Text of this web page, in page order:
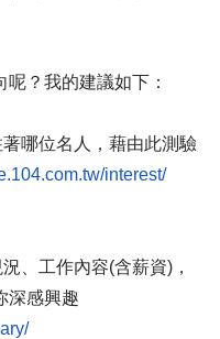
？我的建議如下：
哪位名人，藉由此測驗
interest/
、工作內容(含薪資)，
深感興趣